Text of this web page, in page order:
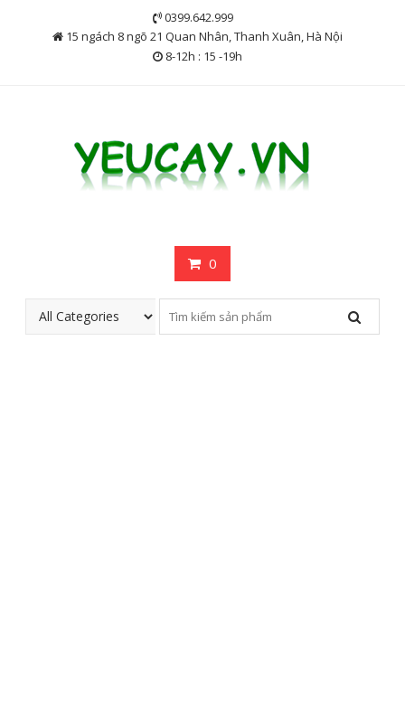
0399.642.999
15 ngách 8 ngõ 21 Quan Nhân, Thanh Xuân, Hà Nội
8-12h : 15 -19h
0